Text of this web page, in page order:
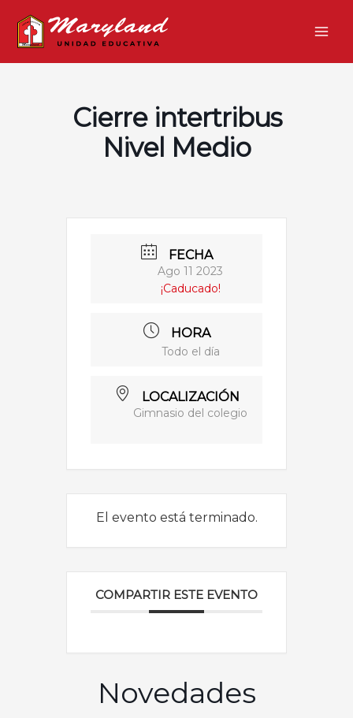
contenido
Cierre intertribus
Nivel Medio
FECHA
Ago 11 2023
¡Caducado!
HORA
Todo el día
LOCALIZACIÓN
Gimnasio del colegio
El evento está terminado.
COMPARTIR ESTE EVENTO
Novedades